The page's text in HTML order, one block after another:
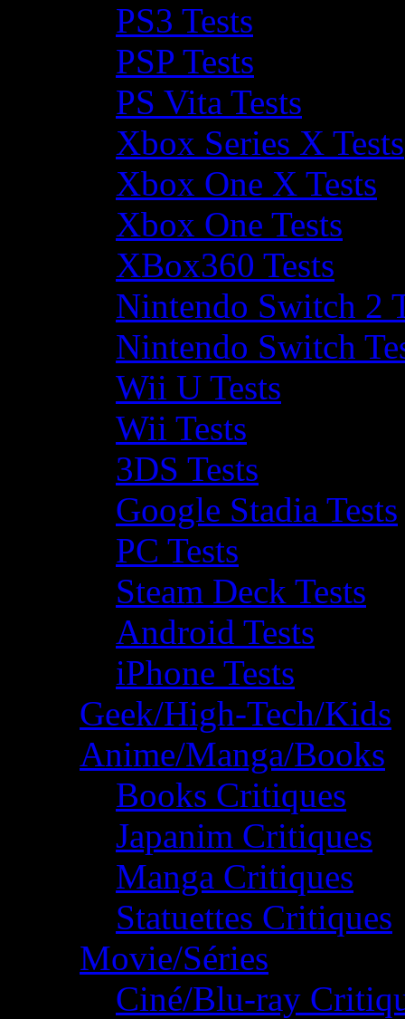
PS3 Tests
PSP Tests
PS Vita Tests
Xbox Series X Tests
Xbox One X Tests
Xbox One Tests
XBox360 Tests
Nintendo Switch 2
Nintendo Switch
Wii U Tests
Wii Tests
3DS Tests
Google Stadia Tests
PC Tests
Steam Deck Tests
Android Tests
iPhone Tests
Geek/High-Tech/Kids
Anime/Manga/Books
Books Critiques
Japanim Critiques
Manga Critiques
Statuettes Critiques
Movie/Séries
Ciné/Blu-ray